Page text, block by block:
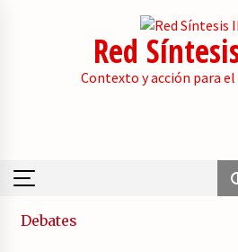
Red
Contexto y acción para
Sumario
Debates